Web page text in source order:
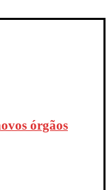
órgãos